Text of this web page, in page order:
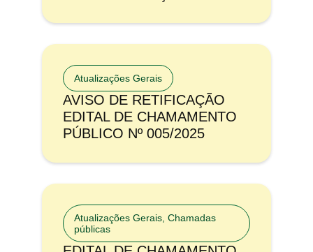
Atualizações Gerais
AVISO DE RETIFICAÇÃO
EDITAL DE CHAMAMENTO
PÚBLICO Nº 005/2025
Atualizações Gerais Chamadas
públicas